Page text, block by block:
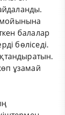
мойынына
балалар
бөліседі.
ұзамай